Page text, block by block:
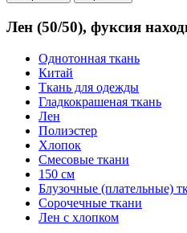
Лен (50/50), фуксия
Однотонная ткань
Китай
Ткань для одежды
Гладкокрашеная ткань
Лен
Полиэстер
Хлопок
Смесовые ткани
150 см
Блузочные (плательные)
Сорочечные ткани
Лен с хлопком